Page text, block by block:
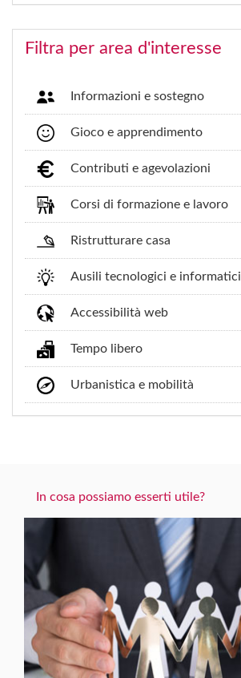
Filtra per area d'interesse
Informazioni e sostegno
Gioco e apprendimento
Contributi e agevolazioni
Corsi di formazione e lavoro
Ristrutturare casa
Ausili tecnologici e informatici
Accessibilità web
Tempo libero
Urbanistica e mobilità
In cosa possiamo esserti utile?